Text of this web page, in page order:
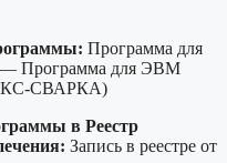
Программа для
— Программа для ЭВМ
СВАРКА)
в Реестр
Запись в реестре от